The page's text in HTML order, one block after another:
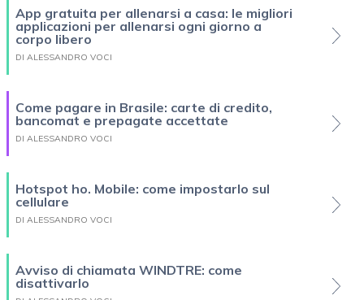
App gratuita per allenarsi a casa: le migliori
applicazioni per allenarsi ogni giorno a
corpo libero
DI ALESSANDRO VOCI
Come pagare in Brasile: carte di credito,
bancomat e prepagate accettate
DI ALESSANDRO VOCI
Hotspot ho. Mobile: come impostarlo sul
cellulare
DI ALESSANDRO VOCI
Avviso di chiamata WINDTRE: come
disattivarlo